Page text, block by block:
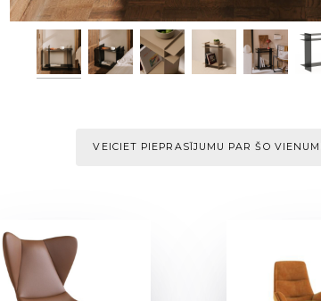
VEICIET PIEPRASĪJUMU PAR ŠO